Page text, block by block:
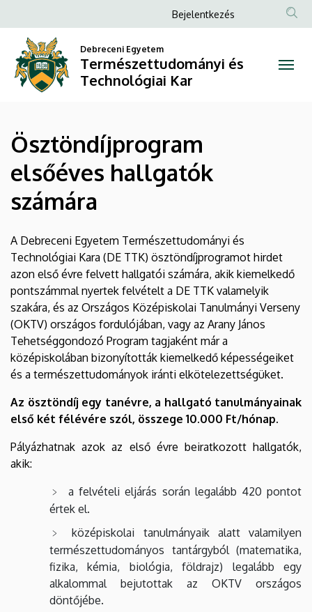
Ösztöndíjprogram
elsőéves
hallgatók
számára
Természettudományi
és
Technológiai
Kar
a
tartalomra
Anonim
fiók
menüje
Bejelentkezés
Debreceni Egyetem
Természettudományi és
Technológiai Kar
Ösztöndíjprogram
elsőéves hallgatók
számára
A Debreceni Egyetem Természettudományi és
Technológiai Kara (DE TTK) ösztöndíjprogramot hirdet
azon első évre felvett hallgatói számára, akik kiemelkedő
pontszámmal nyertek felvételt a DE TTK valamelyik
szakára, és az Országos Középiskolai Tanulmányi Verseny
(OKTV) országos fordulójában, vagy az Arany János
Tehetséggondozó Program tagjaként már a
középiskolában bizonyították kiemelkedő képességeiket
és a természettudományok iránti elkötelezettségüket.
Az ösztöndíj egy tanévre, a hallgató tanulmányainak
első két félévére szól, összege 10.000 Ft/hónap.
Pályázhatnak azok az első évre beiratkozott hallgatók,
akik:
a felvételi eljárás során legalább 420 pontot
értek el.
középiskolai tanulmányaik alatt valamilyen
természettudományos tantárgyból (matematika,
fizika, kémia, biológia, földrajz) legalább egy
alkalommal bejutottak az OKTV országos
döntőjébe.